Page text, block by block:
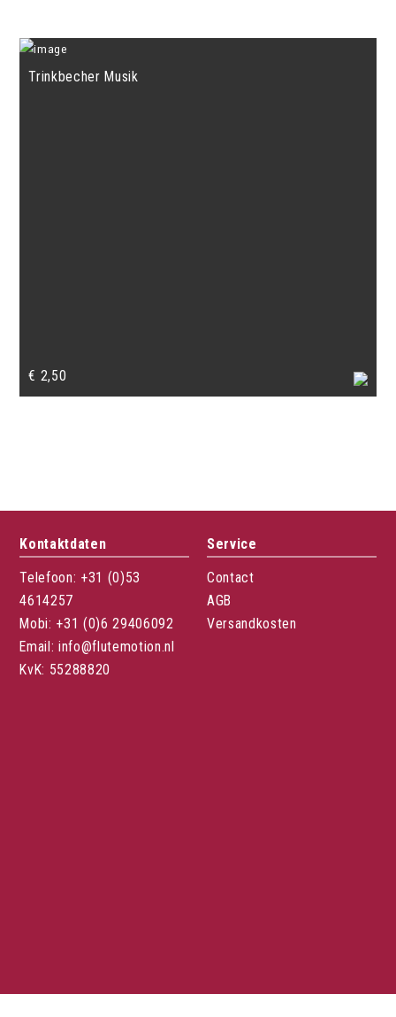
Trinkbecher Musik
€ 2,50
Kontaktdaten
Telefoon: +31 (0)53
4614257
Mobi: +31 (0)6 29406092
Email: info@flutemotion.nl
KvK: 55288820
Service
Contact
AGB
Versandkosten